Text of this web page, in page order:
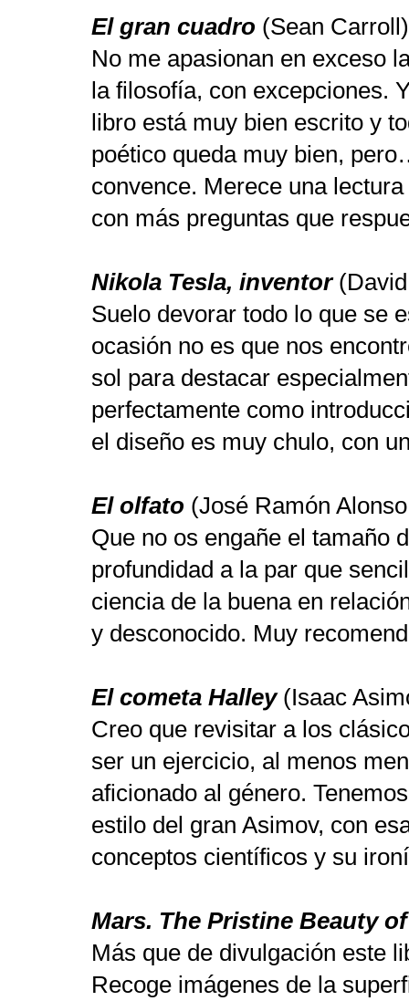
El gran cuadro (Sean Carroll)
No me apasionan en exceso
la filosofía, con excepciones.
libro está muy bien escrito y
poético queda muy bien,
convence. Merece una
con más preguntas que
Nikola Tesla, inventor(David
Suelo devorar todo lo que se
ocasión no es que nos
sol para destacar
perfectamente como
el diseño es muy chulo, con
El olfato (José Ramón
Que no os engañe el tamaño
profundidad a la par que
ciencia de la buena en
y desconocido. Muy
El cometa Halley(Isaac
Creo que revisitar a los
ser un ejercicio, al menos
aficionado al género.
estilo del gran Asimov, con
conceptos científicos y su
Mars. The Pristine Beauty
Más que de divulgación este
Recoge imágenes de la